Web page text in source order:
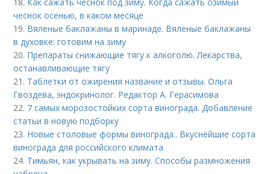
чеснок осенью, в каком месяце
19. Вяленые баклажаны в маринаде. Вяленые баклажаны
в духовке: готовим на зиму
20. Препараты снижающие тягу к алкоголю. Лекарства,
останавливающие тягу
21. Таблетки от ожирения название и отзывы. Ольга
Гвоздева, эндокринолог. Редактор А. Герасимова
22. 7 самых морозостойких сорта винограда. Добавление
статьи в новую подборку
23. Новые столовые формы винограда.. Вкуснейшие сорта
винограда для российского климата
24. Тимьян, как укрывать на зиму. Способы размножения